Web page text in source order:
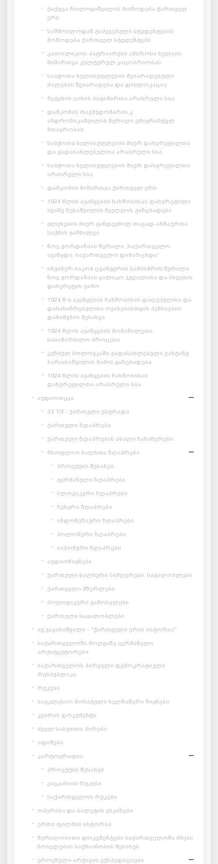
ქაქუცა ჩოლოყაშვილის მოწოდება ქართველ
ერს
სამშობლოდან გაძევებული სტუდენტების
მოწოდება ქართველ სტუდენტებს
კათოლიკოს-პატრიარქის ამბროსი ხელაის
მიმართვა კულტურულ კაცობრიობას
საბჭოთა ხელისუფლების შეიარაღებული
ძალების შეიარაღება და დისლოკაცია
მეტეხის ციხის პატიმართა არასრული სია
დამკომის თავმჯდომარის კ.
ანდრონიკაშვილის წერილი ემიგრანტულ
მთავრობას
საბჭოთა ხელისუფლების მიერ დახვრეტილთა
და გადასახლებულთა არასრული სია
საბჭოთა ხელისუფლების მიერ დახვრეტილთა
არასრული სია
დამკომის მიმართვა ქართველ ერს
1924 წლის აჯანყების ჩახშობისას დახვრეტილი
ივანე ზესაშვილის მეუღლის განცხადება
გლეხების მიერ განდევნილ თავად-აზნაურთა
საქმის განხილვა
ნოე ჟორდანიას წერილი „საქართველო
აჯანყდა, საქართველო დამარცხდა“
ინჟინერ იაკობ ცვანგერის სამძიმრის წერილი
ნოე ჟორდანიას ვალიკო ჯუღელისა და სხვების
დახვრეტის გამო
1924 წ-ს აჯანყების ჩახშობისას დაღუპულთა და
დასახიჩრებულთა ოჯახებისთვის პენსიების
დანიშვნის შესახებ
1924 წლის აჯანყების მონაწილეთა
სასამართლო პროცესი
კუნძულ სოლოვკაში გადასახლებული ვახტანგ
ბარათაშვილის მამის განცხადება
1924 წლის აჯანყების ჩახშობისას
დახვრეტილთა არასრული სია
აუდიოთეკა
33 1/3 - ქართული ესტრადა
ქართული ზღაპრები
ქართული ზღაპრების ახალი ჩანაწერები
მსოფლიო ხალხთა ზღაპრები
პროექტის შესახებ
გერმანული ზღაპრები
სლოვაკური ზღაპრები
ჩეხური ზღაპრები
ინდონეზიური ზღაპრები
პოლონური ზღაპრები
იაპონური ზღაპრები
აუდიოწიგნები
ქართული ხალხური სიმღერები, საგალობლები
ქართველი მწერლები
პოლიტიკური გამოსვლები
ქართული საგალობლები
ივ.ჯავახიშვილი - "ქართველი ერის ისტორია"
საქართველოში მოღვაწე გერმანელი
არქიტექტორები
საქართველოს პირველი დემოკრატიული
რესპუბლიკა
რუკები
საეკლესიო მოხატული ხელნაწერი წიგნები
კვირის დოკუმენტი
ძველ საბუთთა პირები
აფიშები
კარტოგრაფია
პროექტის შესახებ
კავკასიის რუკები
საქართველოს რუკები
ოპერისა და ბალეტის ესკიზები
ერთი ფილმის ისტორია
წერილობითი დოკუმენტები საქართველოში ძმები
ნობელების საქმიანობის შესახებ
ეროვნული არქივის ექსპედიციები